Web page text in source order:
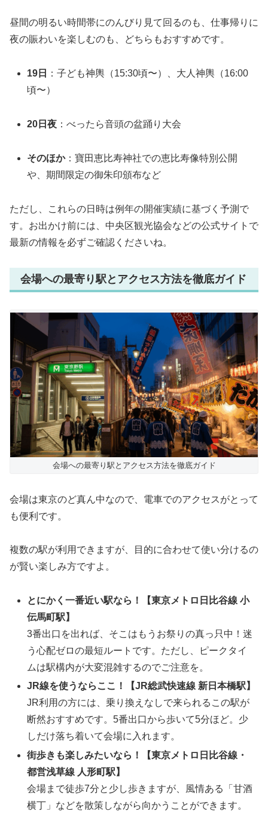
昼間の明るい時間帯にのんびり見て回るのも、仕事帰りに
夜の賑わいを楽しむのも、どちらもおすすめです。
19日
：子ども神輿（15:30頃〜）、大人神輿（16:00
頃〜）
20日夜 ：べったら音頭の盆踊り大会
そのほか：寶田恵比寿神社での恵比寿像特別公開
や、期間限定の御朱印頒布など
ただし、これらの日時は例年の開催実績に基づく予測で
す。お出かけ前には、中央区観光協会などの公式サイトで
最新の情報を必ずご確認くださいね。
会場への最寄り駅とアクセス方法を徹底ガイド
会場への最寄り駅とアクセス方法を徹底ガイド
会場は東京のど真ん中なので、電車でのアクセスがとって
も便利です。
複数の駅が利用できますが、目的に合わせて使い分けるの
が賢い楽しみ方ですよ。
とにかく一番近い駅なら！【東京メトロ日比谷線 小
伝馬町駅】
3番出口を出れば、そこはもうお祭りの真っ只中！迷
う心配ゼロの最短ルートです。ただし、ピークタイ
ムは駅構内が大変混雑するのでご注意を。
JR線を使うならここ！【JR総武快速線 新日本橋駅】
JR利用の方には、乗り換えなしで来られるこの駅が
断然おすすめです。5番出口から歩いて5分ほど。少
しだけ落ち着いて会場に入れます。
街歩きも楽しみたいなら！【東京メトロ日比谷線・
都営浅草線 人形町駅】
会場まで徒歩7分と少し歩きますが、風情ある「甘酒
横丁」などを散策しながら向かうことができます。